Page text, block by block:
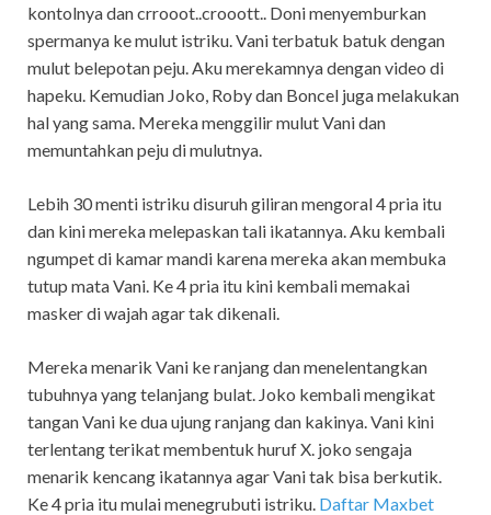
kontolnya dan crrooot..crooott.. Doni menyemburkan
spermanya ke mulut istriku. Vani terbatuk batuk dengan
mulut belepotan peju. Aku merekamnya dengan video di
hapeku. Kemudian Joko, Roby dan Boncel juga melakukan
hal yang sama. Mereka menggilir mulut Vani dan
memuntahkan peju di mulutnya.
Lebih 30 menti istriku disuruh giliran mengoral 4 pria itu
dan kini mereka melepaskan tali ikatannya. Aku kembali
ngumpet di kamar mandi karena mereka akan membuka
tutup mata Vani. Ke 4 pria itu kini kembali memakai
masker di wajah agar tak dikenali.
Mereka menarik Vani ke ranjang dan menelentangkan
tubuhnya yang telanjang bulat. Joko kembali mengikat
tangan Vani ke dua ujung ranjang dan kakinya. Vani kini
terlentang terikat membentuk huruf X. joko sengaja
menarik kencang ikatannya agar Vani tak bisa berkutik.
Ke 4 pria itu mulai menegrubuti istriku. Daftar Maxbet